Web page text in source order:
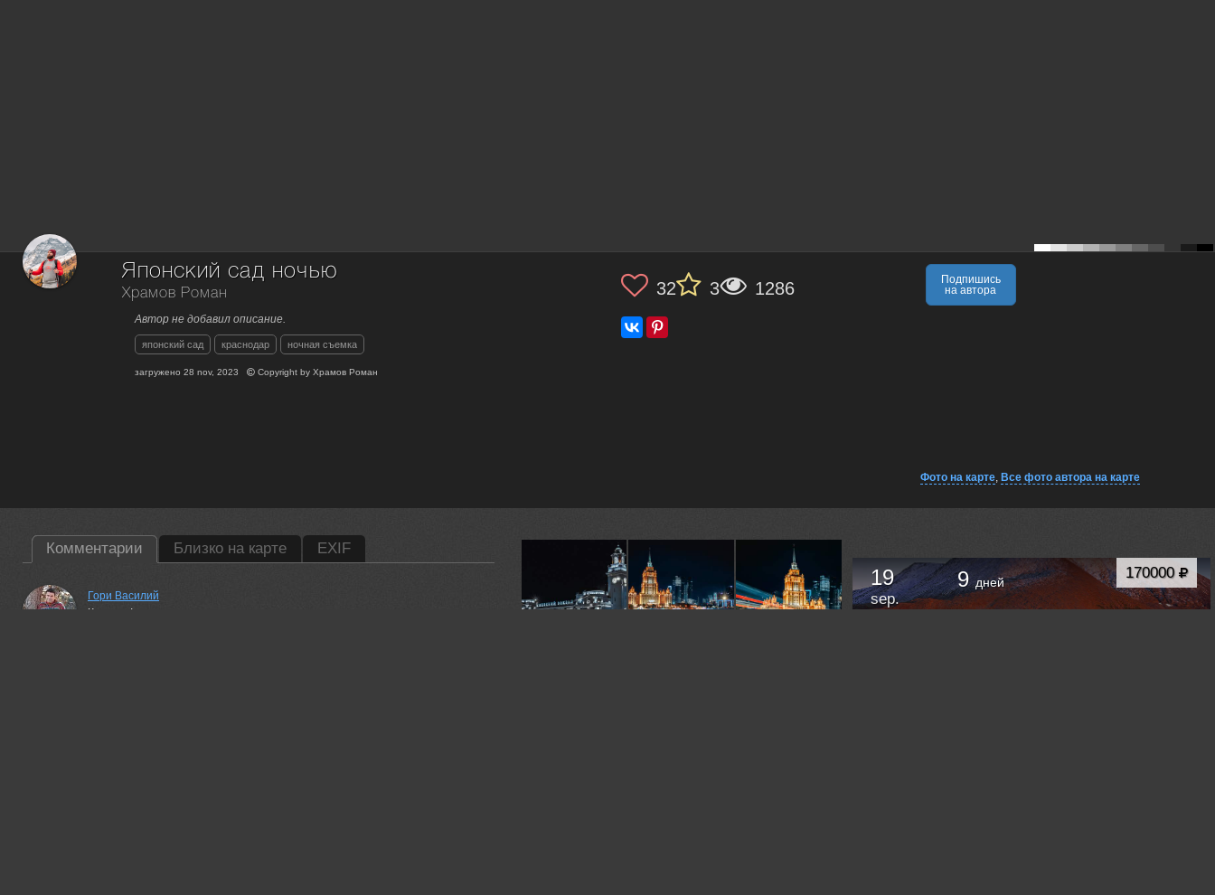
Японский сад ночью
Храмов Роман
Автор не добавил описание.
японский сад краснодар ночная съемка
загружено28 nov, 2023 Copyright byХрамов Роман
32 3 1286
Подпишись
на автора
Фото на карте, Все фото автора на карте
Комментарии Близко на карте EXIF
Гори Василий
Красиво!
170000
19
sep.
9дней